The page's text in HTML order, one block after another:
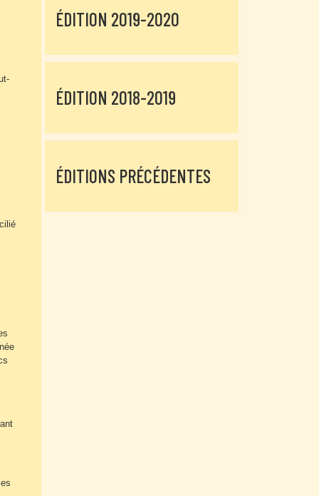
ÉDITION 2019-2020
ÉDITION 2018-2019
ÉDITIONS PRÉCÉDENTES